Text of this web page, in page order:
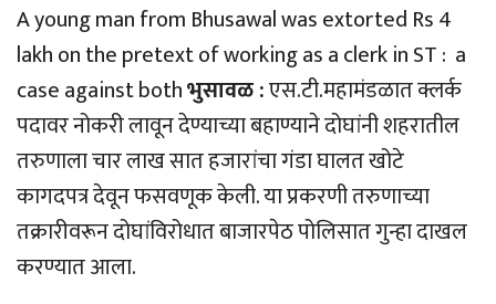
A young man from Bhusawal was extorted Rs 4
lakh on the pretext of working as a clerk in ST : a
case against bothभुसावळ :एस.टी.महामंडळात क्लर्क
पदावर नोकरी लावून देण्याच्या बहाण्याने दोघांनी शहरातील
तरुणाला चार लाख सात हजारांचा गंडा घालत खोटे
कागदपत्र देवून फसवणूक केली. या प्रकरणी तरुणाच्या
तक्रारीवरून दोघांविरोधात बाजारपेठ पोलिसात गुन्हा दाखल
करण्यात आला.